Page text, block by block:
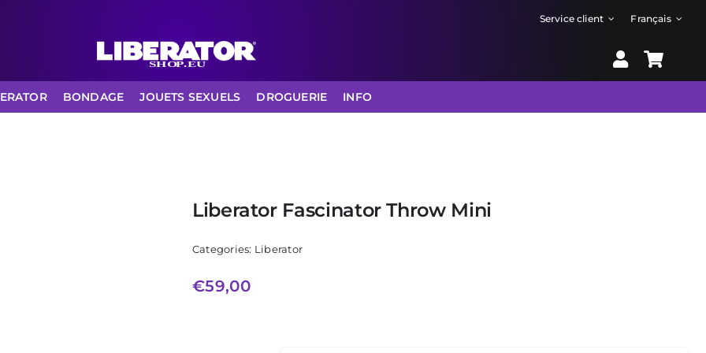
Service client Français
BONDAGE JOUETS SEXUELS DROGUERIE INFO
Liberator Fascinator Throw Mini
Categories: Liberator
€59,00